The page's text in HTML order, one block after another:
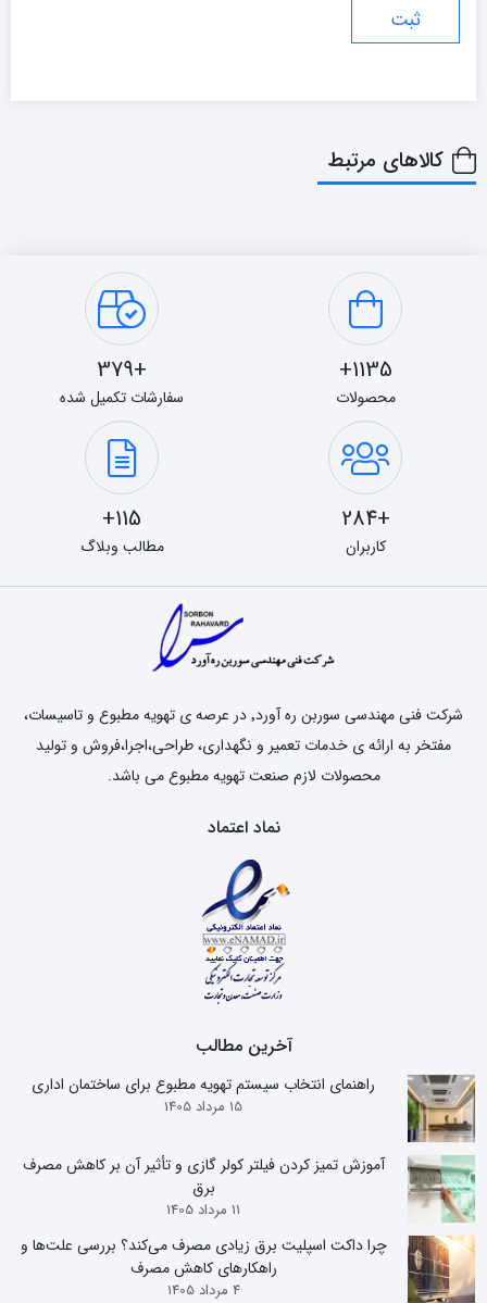
کالاهای مرتبط
1135+
محصولات
+379
سفارشات تکمیل شده
+284
کاربران
115+
مطالب وبلاگ
شرکت فنی مهندسی سوربن ره آورد٬ در عرصه ی تهویه مطبوع و تاسیسات،
مفتخر به ارائه ی خدمات تعمیر و نگهداری، طراحی،اجرا،فروش و تولید
محصولات لازم صنعت تهویه مطبوع می باشد.
نماد اعتماد
آخرین مطالب
راهنمای انتخاب سیستم تهویه مطبوع برای ساختمان اداری
15 مرداد 1405
آموزش تمیز کردن فیلتر کولر گازی و تأثیر آن بر کاهش مصرف
برق
11 مرداد 1405
چرا داکت اسپلیت برق زیادی مصرف می‌کند؟ بررسی علت‌ها و
راهکارهای کاهش مصرف
4 مرداد 1405